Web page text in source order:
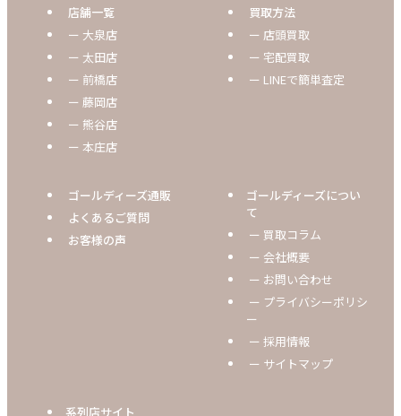
店舗一覧
ー 大泉店
ー 太田店
ー 前橋店
ー 藤岡店
ー 熊谷店
ー 本庄店
買取方法
ー 店頭買取
ー 宅配買取
ー LINEで簡単査定
ゴールディーズ通販
よくあるご質問
お客様の声
ゴールディーズについ
て
ー 買取コラム
ー 会社概要
ー お問い合わせ
ー プライバシーポリシ
ー
ー 採用情報
ー サイトマップ
系列店サイト